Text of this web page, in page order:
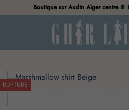
au
Boutique sur Audin Alger centre
RUPTURE